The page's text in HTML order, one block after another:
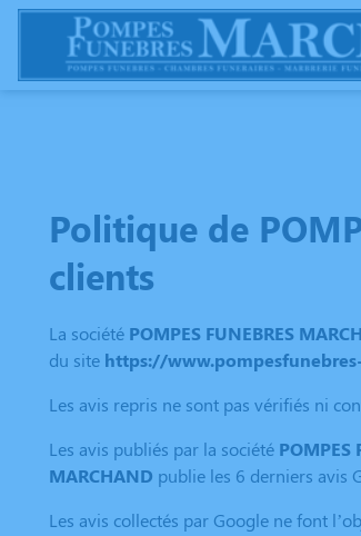
NOS SERVICES NOS AGENCES
Politique de
clients
La société POMPES FUNEBRES
du site https://
Les avis repris ne sont pas vérifiés ni
Les avis publiés par la société POMPES
MARCHAND publie les 6 derniers avis
Les avis collectés par Google ne font